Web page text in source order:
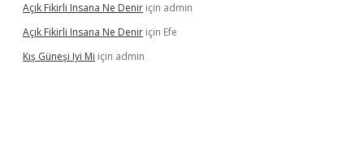
Açık Fikirli Insana Ne Denir için admin
Açık Fikirli Insana Ne Denir için Efe
Kış Güneşi Iyi Mi için admin